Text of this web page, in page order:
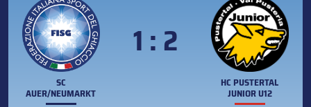
SC
AUER/NEUMARKT
1 : 2
HC PUSTERTAL
JUNIOR U12